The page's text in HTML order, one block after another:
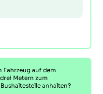
Fahrzeug auf dem
Metern zum
anhalten?